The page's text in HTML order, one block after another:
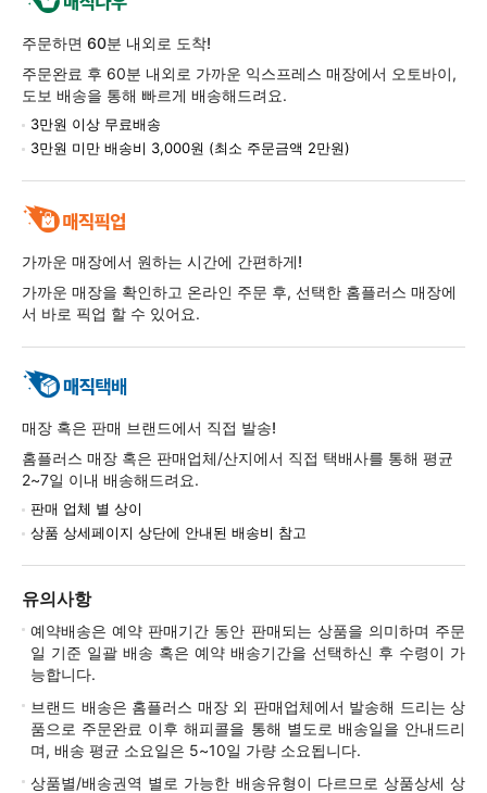
주문하면 60분 내외로 도착!
주문완료 후 60분 내외로 가까운 익스프레스 매장에서 오토바이,
도보 배송을 통해 빠르게 배송해드려요.
3만원 이상 무료배송
3만원 미만 배송비 3,000원 (최소 주문금액 2만원)
가까운 매장에서 원하는 시간에 간편하게!
가까운 매장을 확인하고 온라인 주문 후, 선택한 홈플러스 매장에
서 바로 픽업 할 수 있어요.
매장 혹은 판매 브랜드에서 직접 발송!
홈플러스 매장 혹은 판매업체/산지에서 직접 택배사를 통해 평균
2~7일 이내 배송해드려요.
판매 업체 별 상이
상품 상세페이지 상단에 안내된 배송비 참고
유의사항
예약배송은 예약 판매기간 동안 판매되는 상품을 의미하며 주문
일 기준 일괄 배송 혹은 예약 배송기간을 선택하신 후 수령이 가
능합니다.
브랜드 배송은 홈플러스 매장 외 판매업체에서 발송해 드리는 상
품으로 주문완료 이후 해피콜을 통해 별도로 배송일을 안내드리
며, 배송 평균 소요일은 5~10일 가량 소요됩니다.
상품별/배송권역 별로 가능한 배송유형이 다르므로 상품상세 상